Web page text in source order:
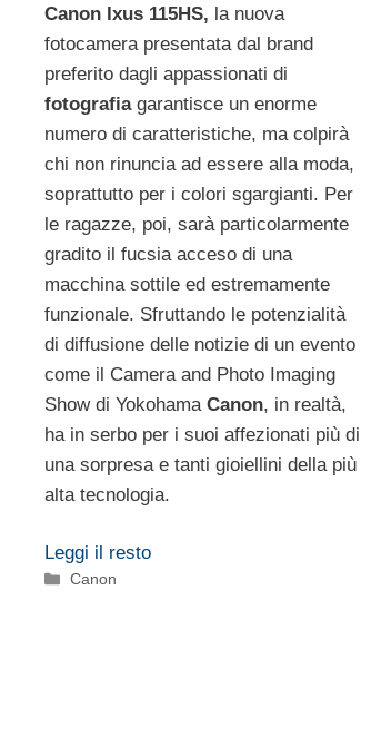
Canon Ixus 115HS, la nuova
fotocamera presentata dal brand
preferito dagli appassionati di
fotografiagarantisce un enorme
numero di caratteristiche, ma colpirà
chi non rinuncia ad essere alla moda,
soprattutto per i colori sgargianti. Per
le ragazze, poi, sarà particolarmente
gradito il fucsia acceso di una
macchina sottile ed estremamente
funzionale. Sfruttando le potenzialità
di diffusione delle notizie di un evento
come il Camera and Photo Imaging
Show di Yokohama Canon, in realtà,
ha in serbo per i suoi affezionati più di
una sorpresa e tanti gioiellini della più
alta tecnologia.
Leggi il resto
Categorie
Canon